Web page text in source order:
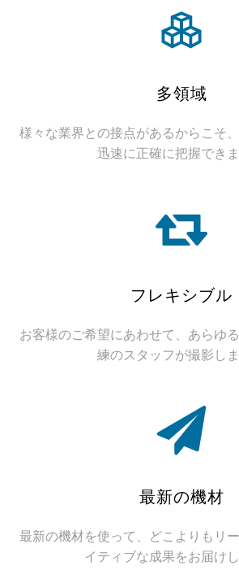
多領域
様々な業界との接点があるからこそ
迅速に正確に把握できま
フレキシブル
お客様のご希望にあわせて、あらゆ
練のスタッフが撮影しま
最新の機材
最新の機材を使って、どこよりもリ
イティブな成果をお届けし